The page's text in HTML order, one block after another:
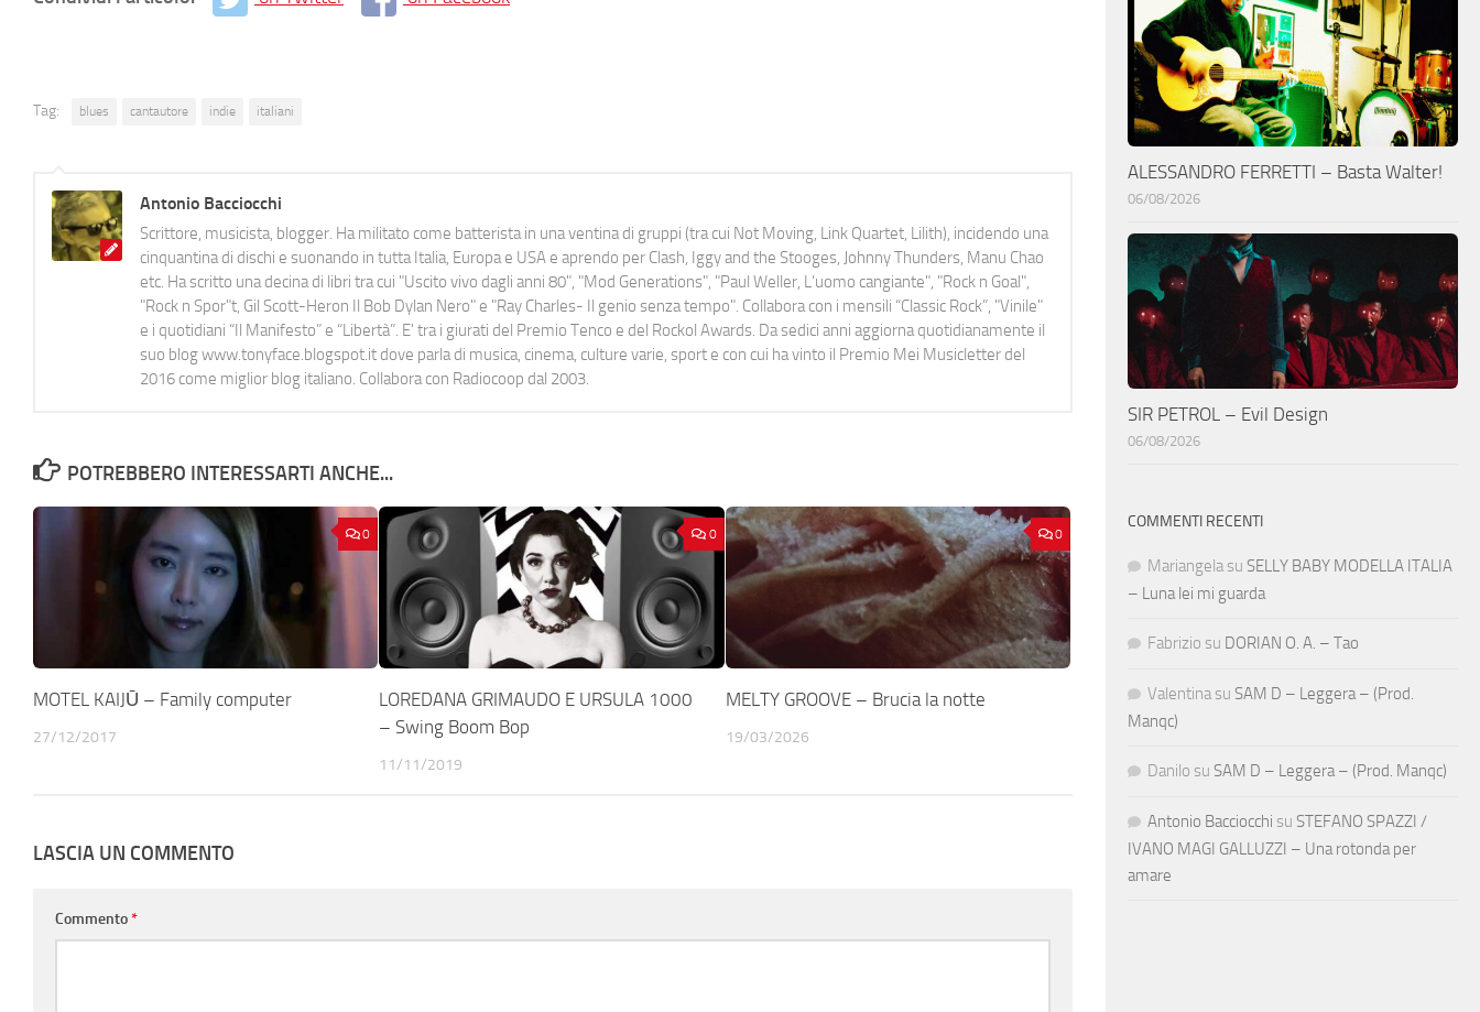
Tag: blues cantautore indie italiani
Antonio Bacciocchi
Scrittore, musicista, blogger. Ha militato come batterista in una ventina di gruppi (tra cui Not Moving, Link Quartet, Lilith), incidendo una
cinquantina di dischi e suonando in tutta Italia, Europa e USA e aprendo per Clash, Iggy and the Stooges, Johnny Thunders, Manu Chao
etc. Ha scritto una decina di libri tra cui "Uscito vivo dagli anni 80", "Mod Generations", "Paul Weller, L’uomo cangiante", "Rock n Goal",
"Rock n Spor"t, Gil Scott-Heron Il Bob Dylan Nero" e "Ray Charles- Il genio senza tempo". Collabora con i mensili “Classic Rock”, "Vinile"
e i quotidiani “Il Manifesto” e “Libertà”. E' tra i giurati del Premio Tenco e del Rockol Awards. Da sedici anni aggiorna quotidianamente il
suo blog www.tonyface.blogspot.it dove parla di musica, cinema, culture varie, sport e con cui ha vinto il Premio Mei Musicletter del
2016 come miglior blog italiano. Collabora con Radiocoop dal 2003.
POTREBBERO INTERESSARTI ANCHE...
0
MOTEL KAIJŪ – Family computer
27/12/2017
0
LOREDANA GRIMAUDO E URSULA 1000
– Swing Boom Bop
11/11/2019
0
MELTY GROOVE – Brucia la notte
19/03/2026
LASCIA UN COMMENTO
Commento*
ALESSANDRO FERRETTI – Basta Walter!
06/08/2026
SIR PETROL – Evil Design
06/08/2026
COMMENTI RECENTI
Mariangela su SELLY BABY MODELLA ITALIA
– Luna lei mi guarda
Fabrizio su DORIAN O. A. – Tao
Valentina su SAM D – Leggera – (Prod.
Manqc)
Danilo su SAM D – Leggera – (Prod. Manqc)
Antonio Bacciocchi su STEFANO SPAZZI /
IVANO MAGI GALLUZZI – Una rotonda per
amare